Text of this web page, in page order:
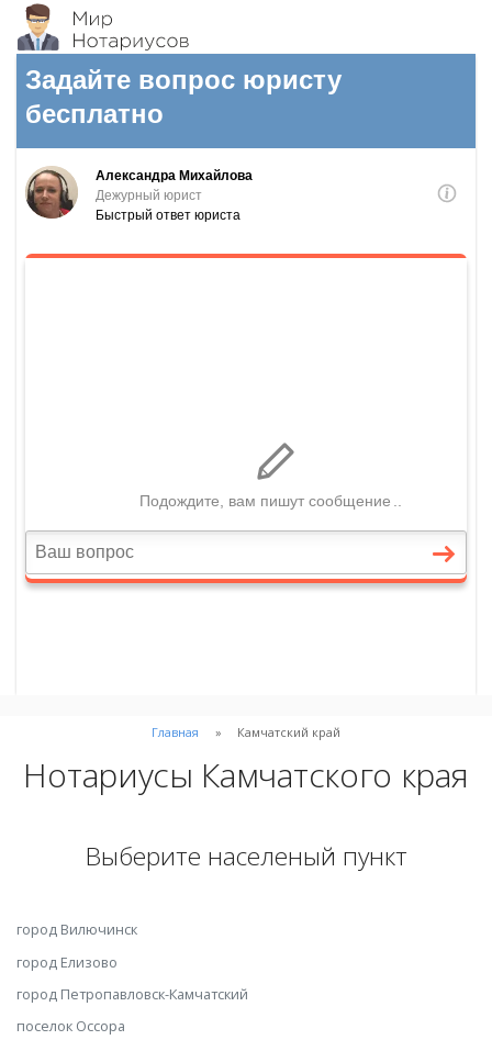
Главная Камчатский край
Нотариусы Камчатского края
Выберите населеный пункт
город Вилючинск
город Елизово
город Петропавловск-Камчатский
поселок Оссора